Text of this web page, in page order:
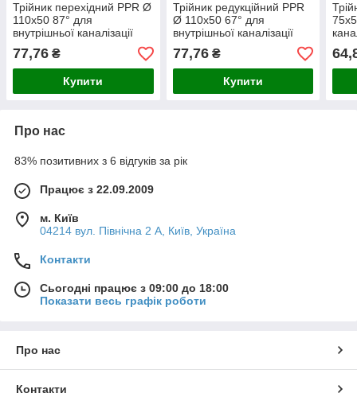
Трійник перехідний PPR Ø
110х50 87° для
внутрішньої каналізації
Valsir Італія
77,76 ₴
Купити
Трійник редукційний PPR
Ø 110х50 67° для
внутрішньої каналізації
Valsir Італія
77,76₴
Купити
Про нас
83% позитивних з 6 відгуків за рік
Працює з 22.09.2009
м. Київ
04214 вул. Північна 2 А, Київ, Україна
Контакти
Сьогодні працює з 09:00 до 18:00
Показати весь графік роботи
Про нас
Контакти